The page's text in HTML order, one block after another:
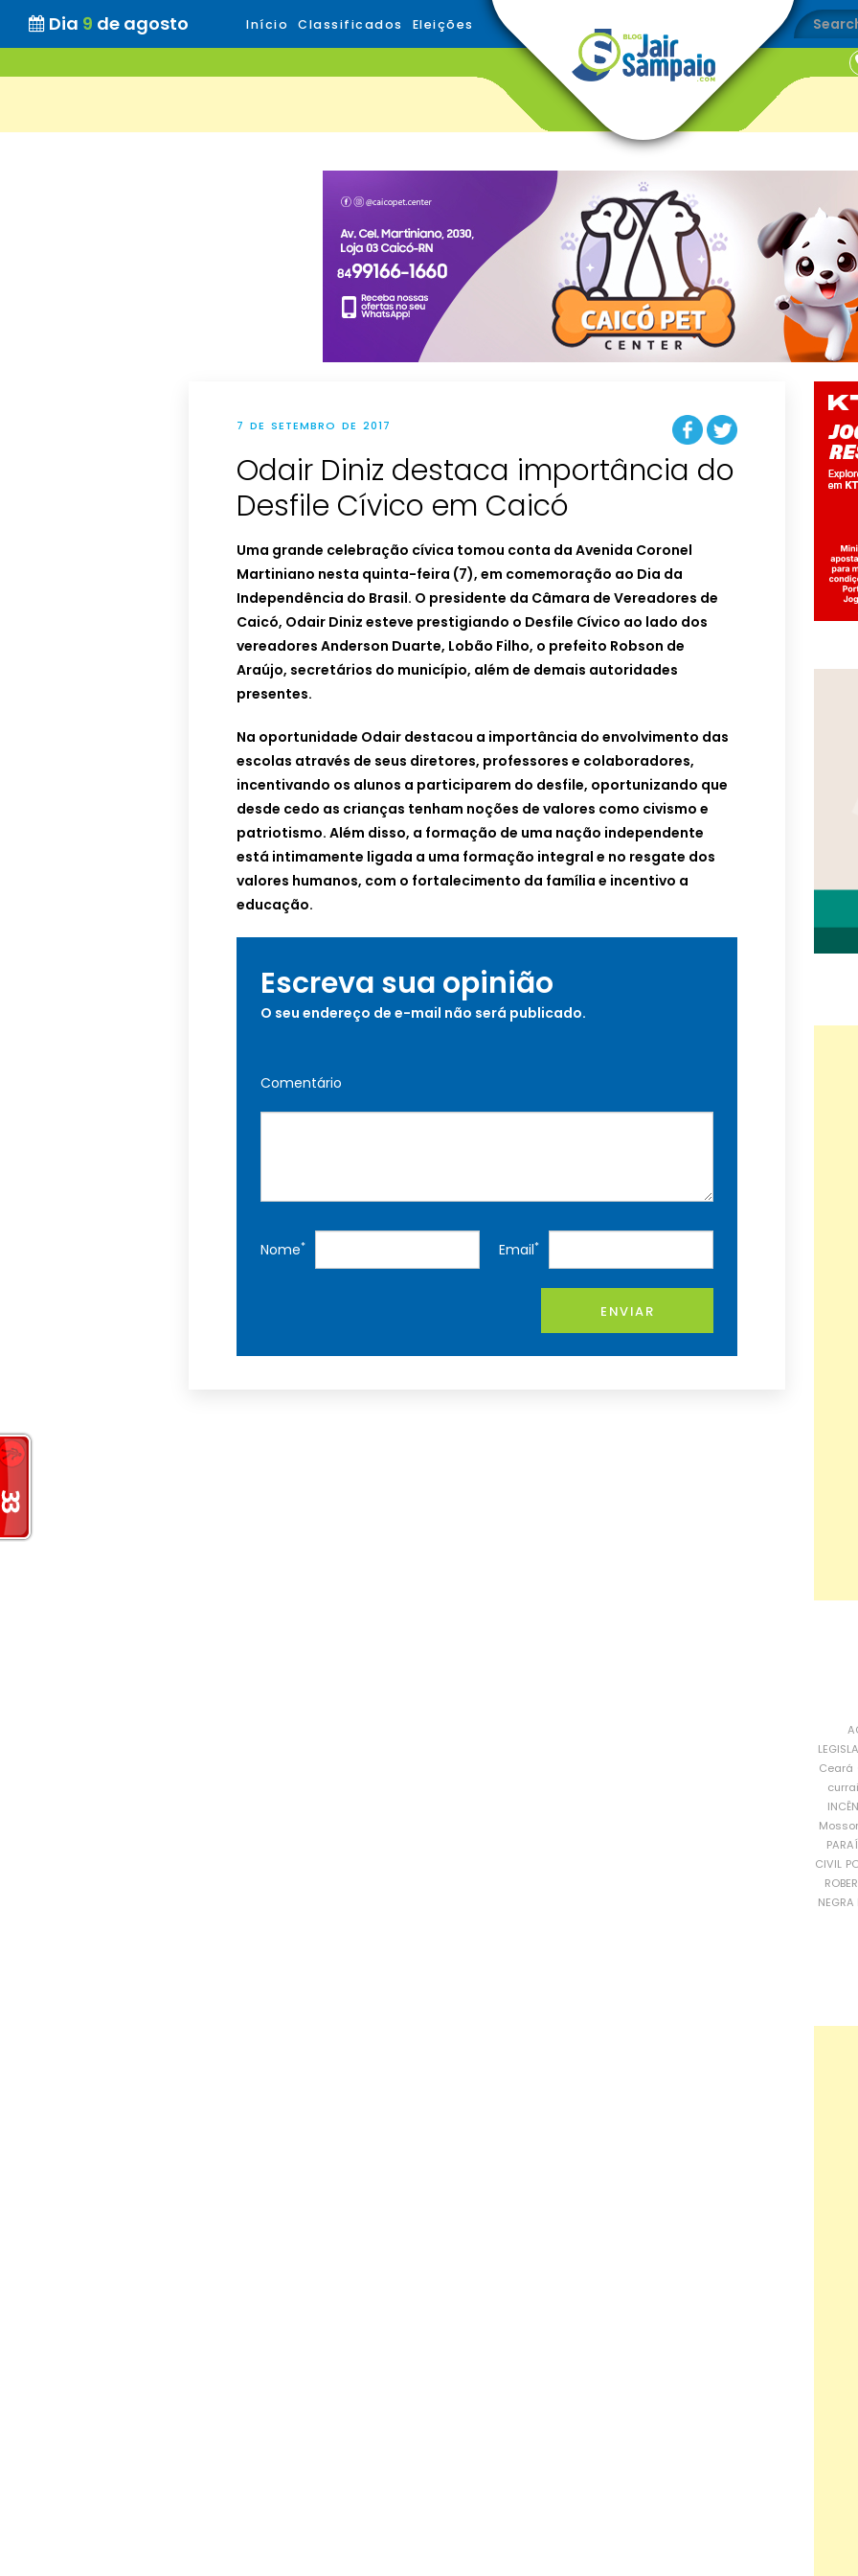
Dia 9 de agosto Início Classificados Eleições
7 DE SETEMBRO DE 2017
Odair Diniz destaca importância do
Desfile Cívico em Caicó
Uma grande celebração cívica tomou conta da Avenida Coronel
Martiniano nesta quinta-feira (7), em comemoração ao Dia da
Independência do Brasil. O presidente da Câmara de Vereadores de
Caicó, Odair Diniz esteve prestigiando o Desfile Cívico ao lado dos
vereadores Anderson Duarte, Lobão Filho, o prefeito Robson de
Araújo, secretários do município, além de demais autoridades
presentes.
Na oportunidade Odair destacou a importância do envolvimento das
escolas através de seus diretores, professores e colaboradores,
incentivando os alunos a participarem do desfile, oportunizando que
desde cedo as crianças tenham noções de valores como civismo e
patriotismo. Além disso, a formação de uma nação independente
está intimamente ligada a uma formação integral e no resgate dos
valores humanos, com o fortalecimento da família e incentivo a
educação.
Escreva sua opinião
O seu endereço de e-mail não será publicado.
Comentário
Nome* Email*
ENVIAR
Ceará
CIVIL
NEGRA